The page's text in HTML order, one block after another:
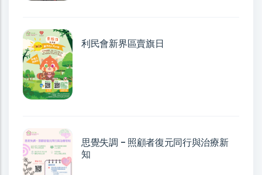
利民會新界區賣旗日
思覺失調 - 照顧者復元同行與治療新
知